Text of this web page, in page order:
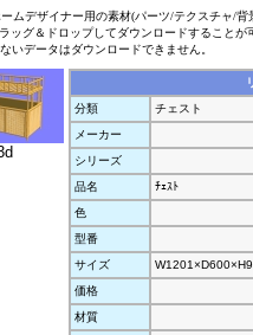
ムデザイナー用の素材(パーツ/テクスチャ/背
ッグ＆ドロップしてダウンロードすること
いデータはダウンロードできません。
分類
チェスト
メーカー
シリーズ
品名
ﾁｪｽﾄ
色
型番
サイズ
価格
材質